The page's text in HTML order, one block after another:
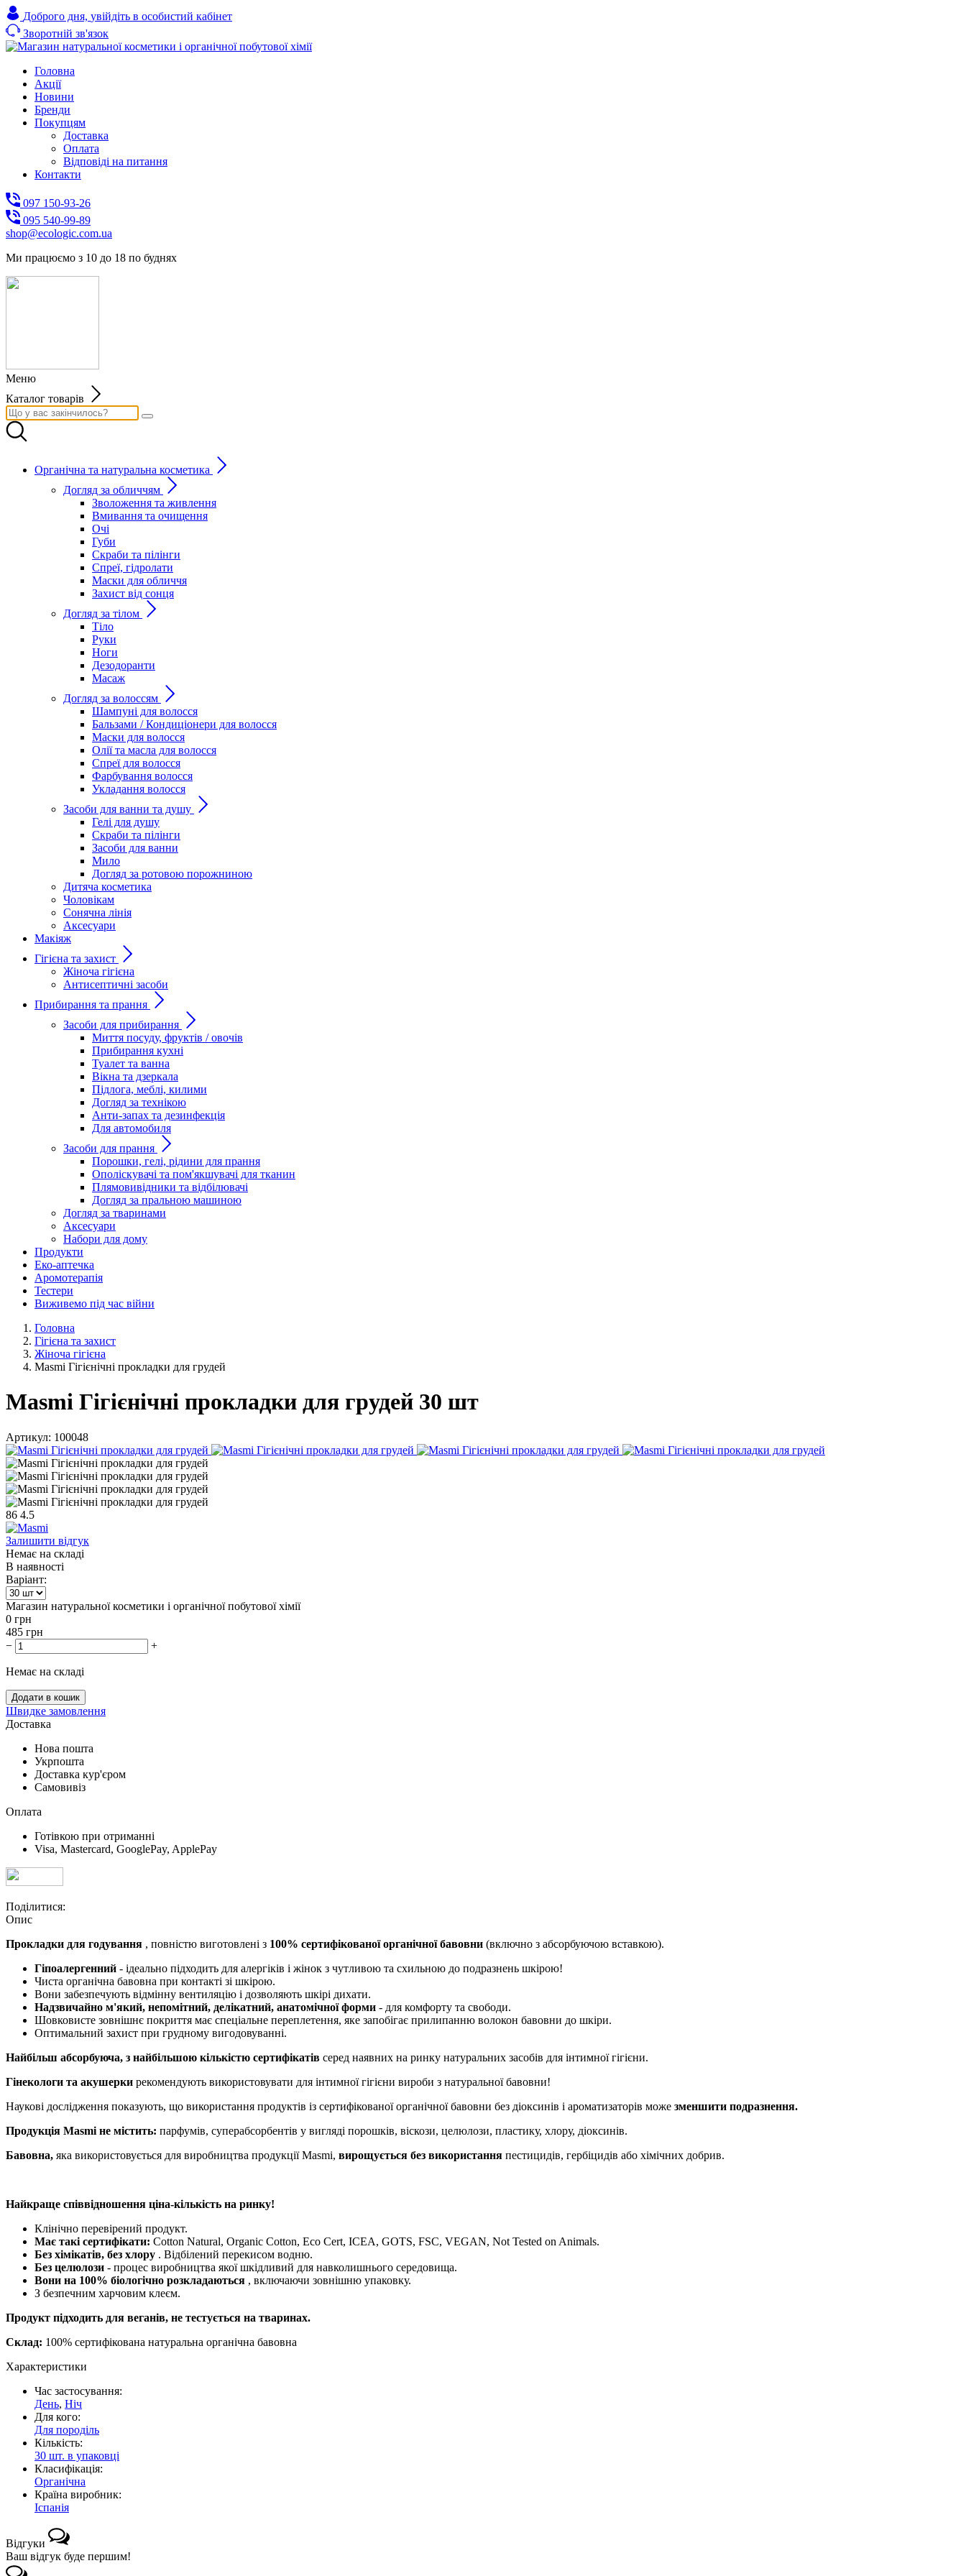
Доброго дня, увійдіть в особистий кабінет
Зворотній зв'язок
Головна
Акції
Новини
Бренди
Покупцям
Доставка
Оплата
Відповіді на питання
Контакти
097 150-93-26
095 540-99-89
shoр@ecologic.com.ua
Ми працюємо з 10 до 18 по буднях
Меню
Каталог товарів
Органічна та натуральна косметика
Догляд за обличчям
Зволоження та живлення
Вмивання та очищення
Очі
Губи
Скраби та пілінги
Спреї, гідролати
Маски для обличчя
Захист від сонця
Догляд за тілом
Тіло
Руки
Ноги
Дезодоранти
Масаж
Догляд за волоссям
Шампуні для волосся
Бальзами / Кондиціонери для волосся
Маски для волосся
Олії та масла для волосся
Спреї для волосся
Фарбування волосся
Укладання волосся
Засоби для ванни та душу
Гелі для душу
Скраби та пілінги
Засоби для ванни
Мило
Догляд за ротовою порожниною
Дитяча косметика
Чоловікам
Сонячна лінія
Аксесуари
Макіяж
Гігієна та захист
Жіноча гігієна
Антисептичні засоби
Прибирання та прання
Засоби для прибирання
Миття посуду, фруктів / овочів
Прибирання кухні
Туалет та ванна
Вікна та дзеркала
Підлога, меблі, килими
Догляд за технікою
Анти-запах та дезинфекція
Для автомобиля
Засоби для прання
Порошки, гелі, рідини для прання
Ополіскувачі та пом'якшувачі для тканин
Плямовивідники та відбілювачі
Догляд за пральною машиною
Догляд за тваринами
Аксесуари
Набори для дому
Продукти
Еко-аптечка
Аромотерапія
Тестери
Виживемо під час війни
Головна
Гігієна та захист
Жіноча гігієна
Masmi Гігієнічні прокладки для грудей
Masmi Гігієнічні прокладки для грудей 30 шт
Артикул: 100048
86 4.5
Залишити відгук
Немає на складі
В наявності
Варіант:
Магазин натуральної косметики і органічної побутової хімії
0 грн
485 грн
−
+
Немає на складі
Додати в кошик
Швидке замовлення
Доставка
Нова пошта
Укрпошта
Доставка кур'єром
Самовивіз
Оплата
Готівкою при отриманні
Visa, Mastercard, GooglePay, ApplePay
Поділитися:
Опис
Прокладки для годування , повністю виготовлені з 100% сертифікованої органічної бавовни (включно з абсорбуючою вставкою).
Гіпоалергенний - ідеально підходить для алергіків і жінок з чутливою та схильною до подразнень шкірою!
Чиста органічна бавовна при контакті зі шкірою.
Вони забезпечують відмінну вентиляцію і дозволяють шкірі дихати.
Надзвичайно м'який, непомітний, делікатний, анатомічної форми - для комфорту та свободи.
Шовковисте зовнішнє покриття має спеціальне переплетення, яке запобігає прилипанню волокон бавовни до шкіри.
Оптимальний захист при грудному вигодовуванні.
Найбільш абсорбуюча, з найбільшою кількістю сертифікатів серед наявних на ринку натуральних засобів для інтимної гігієни.
Гінекологи та акушерки рекомендують використовувати для інтимної гігієни вироби з натуральної бавовни!
Наукові дослідження показують, що використання продуктів із сертифікованої органічної бавовни без діоксинів і ароматизаторів може зменшити подразнення.
Продукція Masmi не містить: парфумів, суперабсорбентів у вигляді порошків, віскози, целюлози, пластику, хлору, діоксинів.
Бавовна, яка використовується для виробництва продукції Masmi, вирощується без використання пестицидів, гербіцидів або хімічних добрив.
Найкраще співвідношення ціна-кількість на ринку!
Клінічно перевірений продукт.
Має такі сертифікати: Cotton Natural, Organic Cotton, Eco Cert, ICEA, GOTS, FSC, VEGAN, Not Tested on Animals.
Без хімікатів, без хлору . Відбілений перекисом водню.
Без целюлози - процес виробництва якої шкідливий для навколишнього середовища.
Вони на 100% біологічно розкладаються , включаючи зовнішню упаковку.
З безпечним харчовим клеєм.
Продукт підходить для веганів, не тестується на тваринах.
Склад: 100% сертифікована натуральна органічна бавовна
Характеристики
Час застосування:
День, Ніч
Для кого:
Для породіль
Кількість:
30 шт. в упаковці
Класифікація:
Органічна
Країна виробник:
Іспанія
Відгуки
Ваш відгук буде першим!